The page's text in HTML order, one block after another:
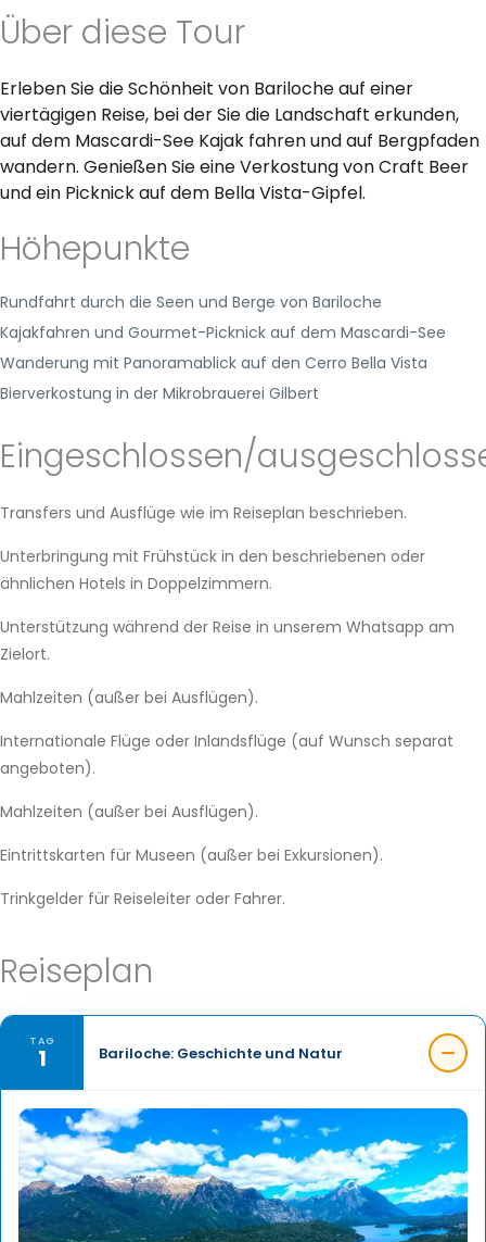
Über diese Tour
Erleben Sie die Schönheit von Bariloche auf einer
viertägigen Reise, bei der Sie die Landschaft erkunden,
auf dem Mascardi-See Kajak fahren und auf Bergpfaden
wandern. Genießen Sie eine Verkostung von Craft Beer
und ein Picknick auf dem Bella Vista-Gipfel.
Höhepunkte
Rundfahrt durch die Seen und Berge von Bariloche
Kajakfahren und Gourmet-Picknick auf dem Mascardi-See
Wanderung mit Panoramablick auf den Cerro Bella Vista
Bierverkostung in der Mikrobrauerei Gilbert
Eingeschlossen/
Transfers und Ausflüge wie im Reiseplan beschrieben.
Unterbringung mit Frühstück in den beschriebenen oder
ähnlichen Hotels in Doppelzimmern.
Unterstützung während der Reise in unserem Whatsapp am
Zielort.
Mahlzeiten (außer bei Ausflügen).
Internationale Flüge oder Inlandsflüge (auf Wunsch separat
angeboten).
Mahlzeiten (außer bei Ausflügen).
Eintrittskarten für Museen (außer bei Exkursionen).
Trinkgelder für Reiseleiter oder Fahrer.
Reiseplan
TAG
1 Bariloche: Geschichte und Natur